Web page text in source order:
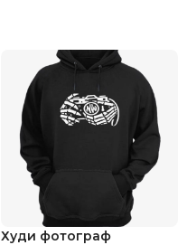
Худи фотограф